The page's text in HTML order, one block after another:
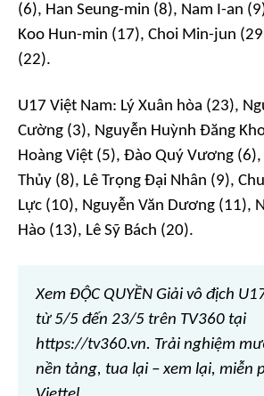
(6), Han Seung-min (8), Nam I-an
Koo Hun-min (17), Choi Min-jun
(22).
U17 Việt Nam: Lý Xuân hòa (23),
Cường (3), Nguyễn Huỳnh Đăng
Hoàng Việt (5), Đào Quý Vương
Thủy (8), Lê Trọng Đại Nhân (9),
Lực (10), Nguyễn Văn Dương (11),
Hào (13), Lê Sỹ Bách (20).
Xem ĐỘC QUYỀN Giải vô địch
từ 5/5 đến 23/5 trên TV360 tại
https://tv360.vn. Trải nghiệm
nền tảng, tua lại – xem lại, miễn